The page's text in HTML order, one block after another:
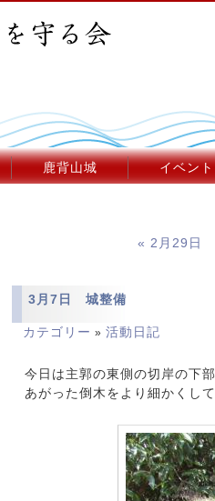
鹿背山城 イベント
« 2月29日
3月7日 城整備
カテゴリー » 活動日記
今日は主郭の東側の切岸の下
あがった倒木をより細かくし